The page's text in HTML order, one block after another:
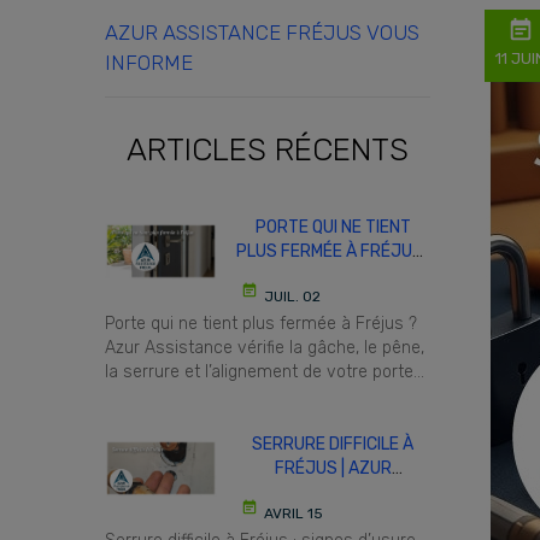
AZUR ASSISTANCE FRÉJUS VOUS
INFORME
ARTICLES RÉCENTS
PORTE QUI NE TIENT
PLUS FERMÉE À FRÉJUS |
event_note JUIL. 02
Porte qui ne tient plus fermée à Fréjus ?
Azur Assistance vérifie la gâche, le pêne,
la serrure et l’alignement de votre porte
SERRURE DIFFICILE À
FRÉJUS | AZUR
event_note AVRIL 15
event_note
11